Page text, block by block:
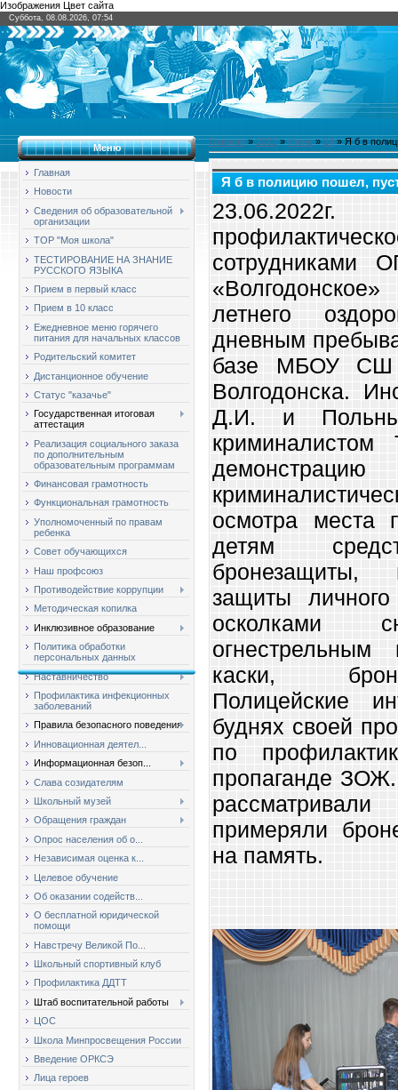
Изображения Цвет сайта
Суббота, 08.08.2026, 07:54
Меню
Главная
Новости
Сведения об образовательной
организации
ТОР "Моя школа"
ТЕСТИРОВАНИЕ НА ЗНАНИЕ
РУССКОГО ЯЗЫКА
Прием в первый класс
Прием в 10 класс
Ежедневное меню горячего
питания для начальных классов
Родительский комитет
Дистанционное обучение
Статус "казачье"
Государственная итоговая
аттестация
Реализация социального заказа
по дополнительным
образовательным программам
Финансовая грамотность
Функциональная грамотность
Уполномоченный по правам
ребенка
Совет обучающихся
Наш профсоюз
Противодействие коррупции
Методическая копилка
Инклюзивное образование
Политика обработки
персональных данных
Наставничество
Профилактика инфекционных
заболеваний
Правила безопасного поведения
Инновационная деятел...
Информационная безоп...
Слава созидателям
Школьный музей
Обращения граждан
Опрос населения об о...
Независимая оценка к...
Целевое обучение
Об оказании содейств...
О бесплатной юридической
помощи
Навстречу Великой По...
Школьный спортивный клуб
Профилактика ДДТТ
Штаб воспитательной работы
ЦОС
Школа Минпросвещения России
Введение ОРКСЭ
Лица героев
Главная»2022 » Июнь » 24» Я б в
Я б в полицию пошел,
летнего
дневным
базе МБОУ
Волгодонска.
Д.И. и
осмотра места
детям
бронезащиты,
защиты
осколками
каски,
Полицейские
буднях своей
по
пропаганде
примеряли
на